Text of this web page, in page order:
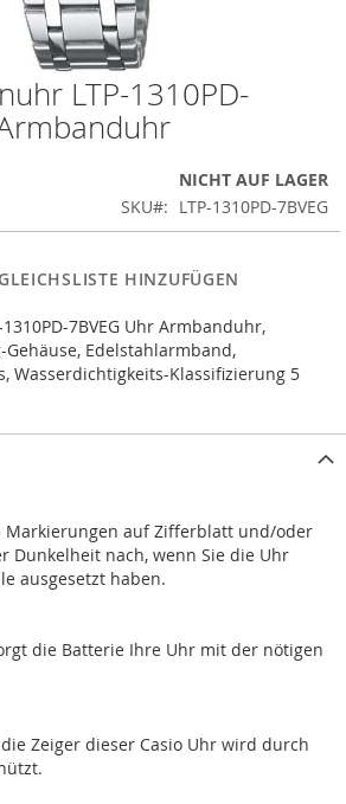
LTP-1310PD-
NICHT AUF LAGER
SKU
LTP-1310PD-7BVEG
HINZUFÜGEN
7BVEG Uhr Armbanduhr,
Edelstahlarmband,
Wasserdichtigkeits-Klassifizierung 5
Markierungen auf Zifferblatt und/oder
Dunkelheit nach, wenn Sie die Uhr
ausgesetzt haben.
die Batterie Ihre Uhr mit der nötigen
Zeiger dieser Casio Uhr wird durch